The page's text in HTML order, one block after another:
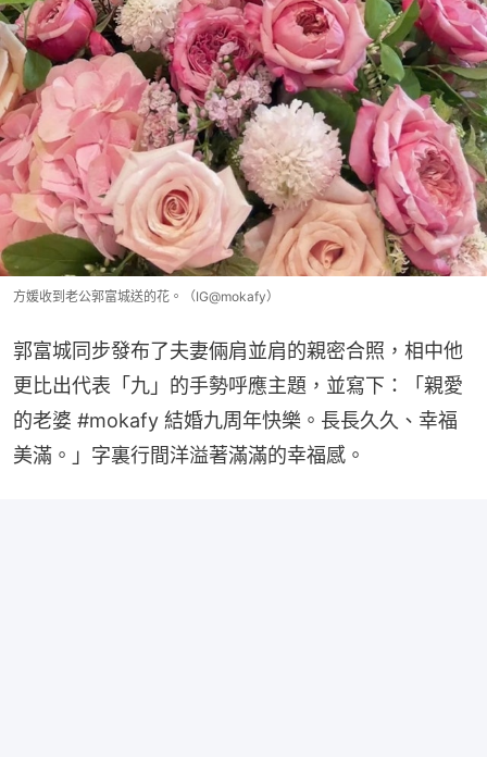
方媛收到老公郭富城送的花。（IG@mokafy）
郭富城同步發布了夫妻倆肩並肩的親密合照，相中他
更比出代表「九」的手勢呼應主題，並寫下：「親愛
的老婆 #mokafy 結婚九周年快樂。長長久久、幸福
美滿。」字裏行間洋溢著滿滿的幸福感。